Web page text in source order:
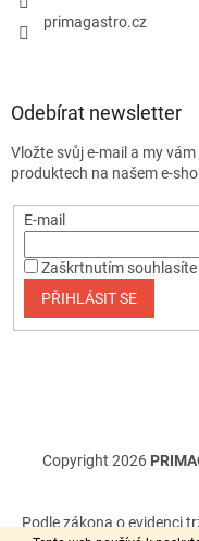
primagastro.cz
Odebírat newsletter
Vložte svůj e-mail a my
produktech na našem e-
E-mail
Zaškrtnutím
PŘIHLÁSIT SE
Copyright 2026
Podle zákona o evidenci